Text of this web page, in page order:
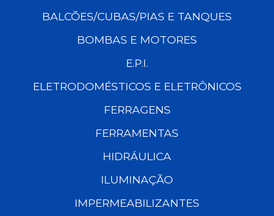
BALCÕES/CUBAS/PIAS E TANQUES
BOMBAS E MOTORES
E.P.I.
ELETRODOMÉSTICOS E ELETRÔNICOS
FERRAGENS
FERRAMENTAS
HIDRÁULICA
ILUMINAÇÃO
IMPERMEABILIZANTES